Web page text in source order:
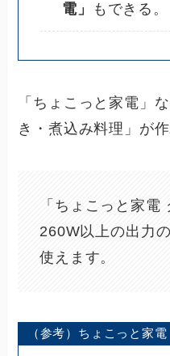
電」
もできる。
「ちょこっと家電」
き・煮込み料理」が
「ちょこっと家電
260W以上の出力
使えます。
（参考）ちょこっと家電